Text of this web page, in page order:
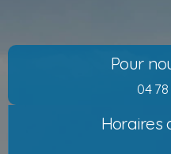
Pour
04 78
Horaires